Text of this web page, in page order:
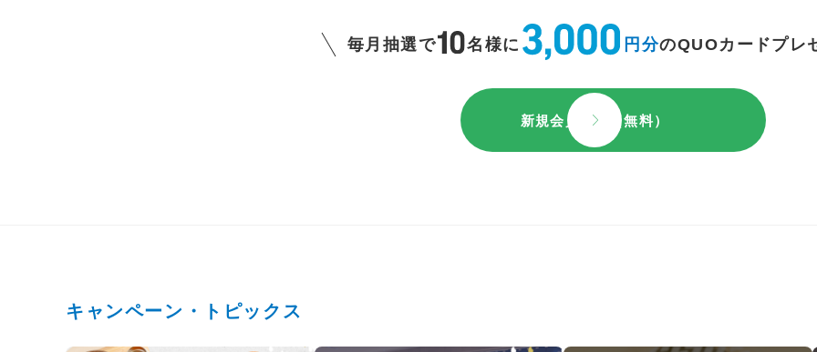
毎月抽選で 名様に 円分のQUOカードプレ
新規会員登録（無料）
キャンペーン・トピックス